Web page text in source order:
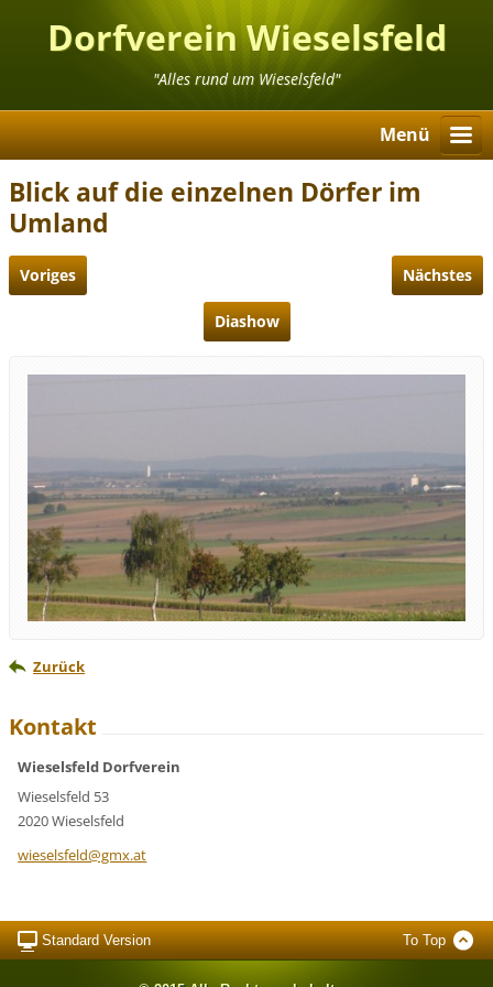
Dorfverein Wieselsfeld
"Alles rund um Wieselsfeld"
Menü
Blick auf die einzelnen Dörfer im
Umland
Voriges Nächstes
Diashow
Zurück
Kontakt
Wieselsfeld Dorfverein
Wieselsfeld 53
2020 Wieselsfeld
wieselsfeld@gmx.at
Standard Version To Top